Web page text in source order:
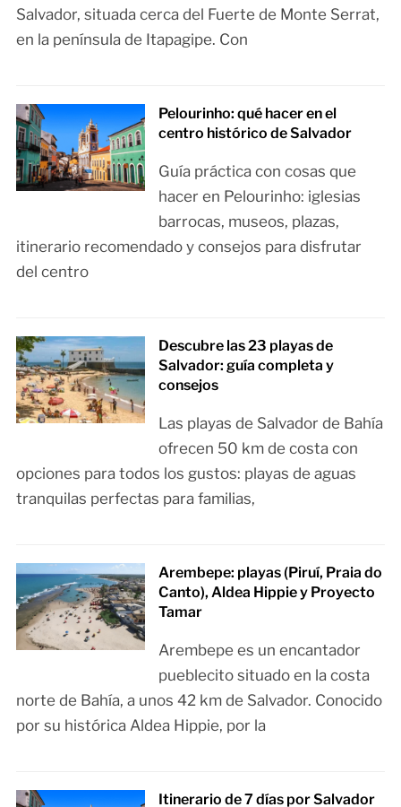
Salvador, situada cerca del Fuerte de Monte Serrat,
en la península de Itapagipe. Con
Pelourinho: qué hacer en el
centro histórico de Salvador
Guía práctica con cosas que
hacer en Pelourinho: iglesias
barrocas, museos, plazas,
itinerario recomendado y consejos para disfrutar
del centro
Descubre las 23 playas de
Salvador: guía completa y
consejos
Las playas de Salvador de Bahía
ofrecen 50 km de costa con
opciones para todos los gustos: playas de aguas
tranquilas perfectas para familias,
Arembepe: playas (Piruí, Praia do
Canto), Aldea Hippie y Proyecto
Tamar
Arembepe es un encantador
pueblecito situado en la costa
norte de Bahía, a unos 42 km de Salvador. Conocido
por su histórica Aldea Hippie, por la
Itinerario de 7 días por Salvador